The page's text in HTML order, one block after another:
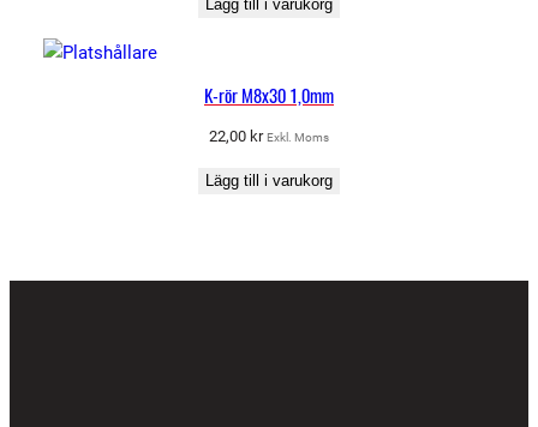
Lägg till i varukorg
K-rör M8x30 1,0mm
22,00 kr Exkl. Moms
Lägg till i varukorg